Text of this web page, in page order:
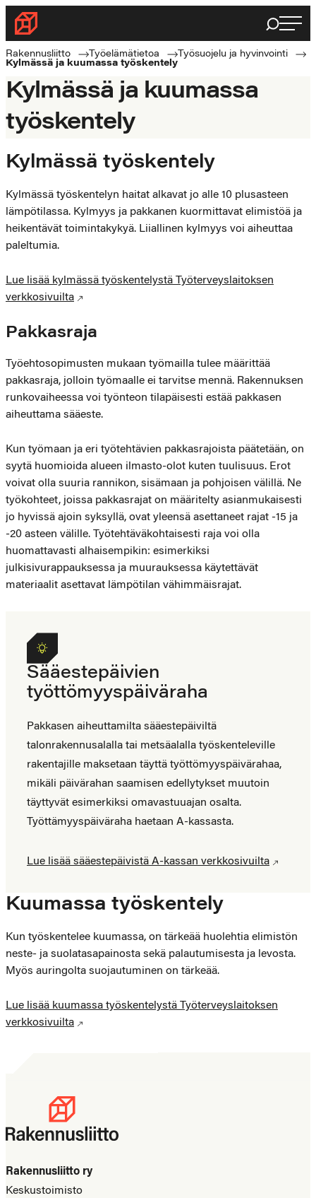
Siirry
suoraan
sisältöön
Rakennusliitto
Rakennusalan
ammattilaisten
puolella
Haku
Rakennusliitto Työelämätietoa
Työsuojelu ja hyvinvointi
Kylmässä ja kuumassa työskentely
Kylmässä ja kuumassa
työskentely
Kylmässä työskentely
Kylmässä työskentelyn haitat alkavat jo alle 10 plusasteen
lämpötilassa. Kylmyys ja pakkanen kuormittavat elimistöä ja
heikentävät toimintakykyä. Liiallinen kylmyys voi aiheuttaa
paleltumia.
Lue lisää kylmässä työskentelystä Työterveyslaitoksen
verkkosivuilta
Pakkasraja
Työehtosopimusten mukaan työmailla tulee määrittää
pakkasraja, jolloin työmaalle ei tarvitse mennä. Rakennuksen
runkovaiheessa voi työnteon tilapäisesti estää pakkasen
aiheuttama sääeste.
Kun työmaan ja eri työtehtävien pakkasrajoista päätetään, on
syytä huomioida alueen ilmasto-olot kuten tuulisuus. Erot
voivat olla suuria rannikon, sisämaan ja pohjoisen välillä. Ne
työkohteet, joissa pakkasrajat on määritelty asianmukaisesti
jo hyvissä ajoin syksyllä, ovat yleensä asettaneet rajat -15 ja
-20 asteen välille. Työtehtäväkohtaisesti raja voi olla
huomattavasti alhaisempikin: esimerkiksi
julkisivurappauksessa ja muurauksessa käytettävät
materiaalit asettavat lämpötilan vähimmäisrajat.
Sääestepäivien
työttömyyspäiväraha
Pakkasen aiheuttamilta sääestepäiviltä
talonrakennusalalla tai metsäalalla työskenteleville
rakentajille maksetaan täyttä työttömyyspäivärahaa,
mikäli päivärahan saamisen edellytykset muutoin
täyttyvät esimerkiksi omavastuuajan osalta.
Työttämyyspäiväraha haetaan A-kassasta.
Lue lisää sääestepäivistä A-kassan verkkosivuilta
Kuumassa työskentely
Kun työskentelee kuumassa, on tärkeää huolehtia elimistön
neste- ja suolatasapainosta sekä palautumisesta ja levosta.
Myös auringolta suojautuminen on tärkeää.
Lue lisää kuumassa työskentelystä Työterveyslaitoksen
verkkosivuilta
Rakennusliitto ry
Keskustoimisto